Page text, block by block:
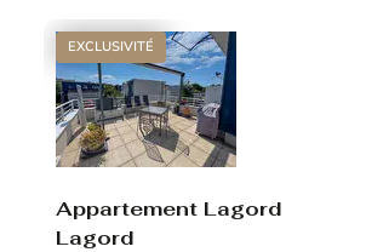
EXCLUSIVITÉ
Appartement Lagord
Lagord